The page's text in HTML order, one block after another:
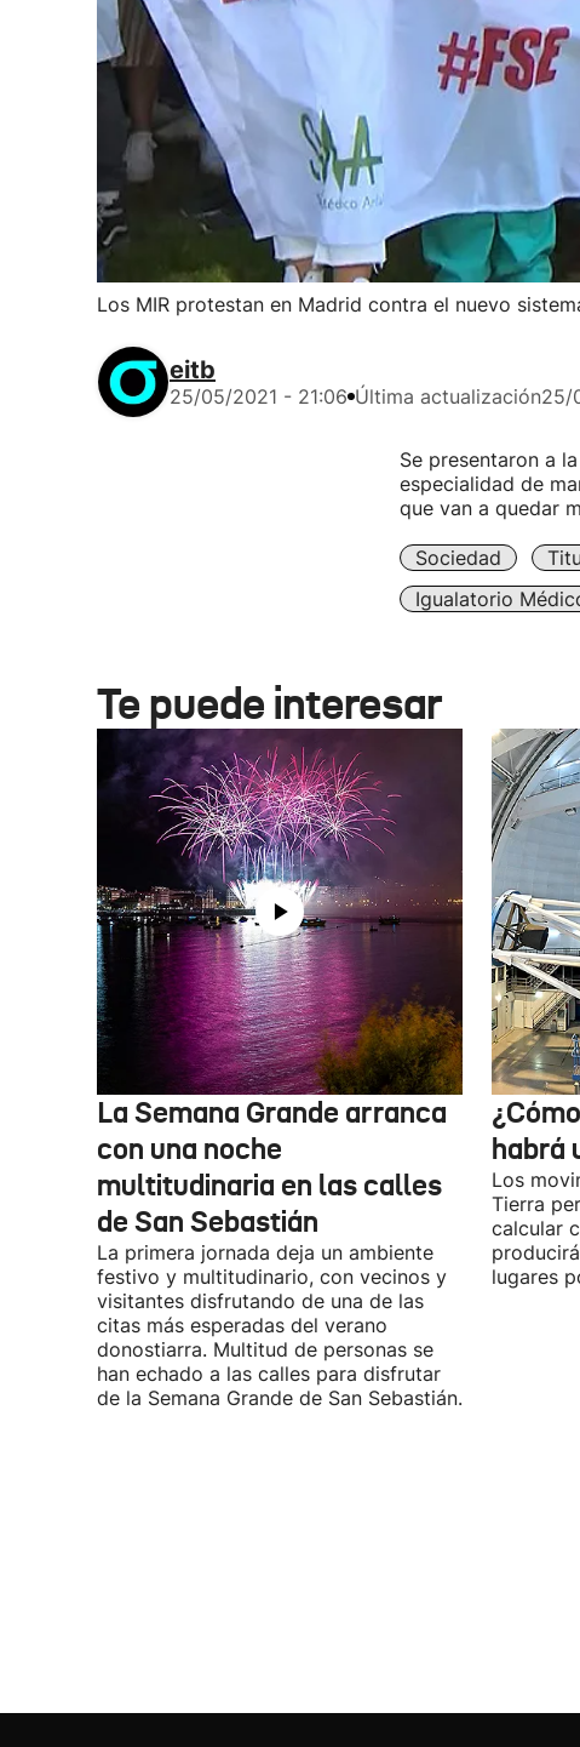
Los MIR protestan en Madrid contra el nuevo
eitb
25/05/2021 - 21:06 Última actualización25/
Se presentaron a
especialidad de
que van a quedar
Sociedad
Igualatorio
Te puede interesar
La Semana Grande arranca
con una noche
multitudinaria en las calles
de San Sebastián
La primera jornada deja un ambiente
festivo y multitudinario, con vecinos y
visitantes disfrutando de una de las
citas más esperadas del verano
donostiarra. Multitud de personas se
han echado a las calles para disfrutar
de la Semana Grande de San Sebastián.
habrá
Los
Tierra
calcular
lugares